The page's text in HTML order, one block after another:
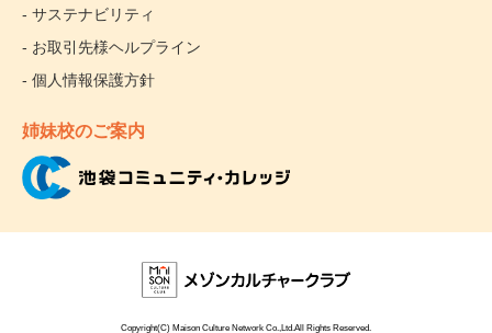
- サステナビリティ
- お取引先様ヘルプライン
- 個人情報保護方針
姉妹校のご案内
Copyright(C) Maison Culture Network Co.,Ltd.All Rights Reserved.